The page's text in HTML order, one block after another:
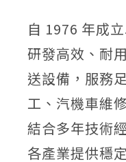
自 1976 年成
研發高效、耐
送設備，服務
工、汽機車維
結合多年技術
各產業提供穩